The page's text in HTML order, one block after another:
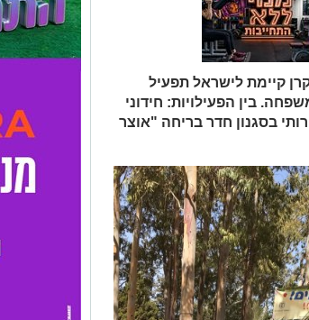
קיימת לישראל תפעיל
בין הפעילויות: חידוני
בסגנון חדר בריחה "אוצר